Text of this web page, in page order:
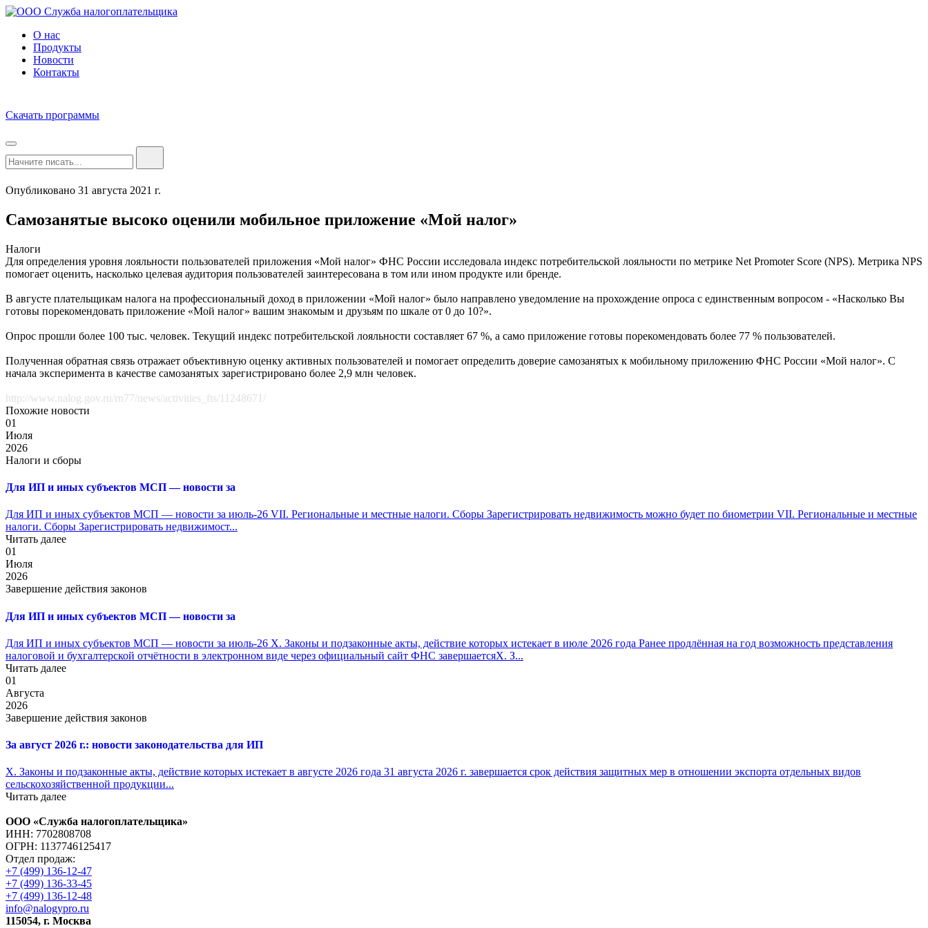
О нас
Продукты
Новости
Контакты
Скачать программы
Опубликовано 31 августа 2021 г.
Самозанятые высоко оценили мобильное приложение «Мой налог»
Налоги
Для определения уровня лояльности пользователей приложения «Мой налог» ФНС России исследовала индекс потребительской лояльности по метрике Net Promoter Score (NPS). Метрика NPS
помогает оценить, насколько целевая аудитория пользователей заинтересована в том или ином продукте или бренде.
В августе плательщикам налога на профессиональный доход в приложении «Мой налог» было направлено уведомление на прохождение опроса с единственным вопросом - «Насколько Вы
готовы порекомендовать приложение «Мой налог» вашим знакомым и друзьям по шкале от 0 до 10?».
Опрос прошли более 100 тыс. человек. Текущий индекс потребительской лояльности составляет 67 %, а само приложение готовы порекомендовать более 77 % пользователей.
Полученная обратная связь отражает объективную оценку активных пользователей и помогает определить доверие самозанятых к мобильному приложению ФНС России «Мой налог». С
начала эксперимента в качестве самозанятых зарегистрировано более 2,9 млн человек.
http://www.nalog.gov.ru/rn77/news/activities_fts/11248671/
Похожие новости
01
Июля
2026
Налоги и сборы
Для ИП и иных субъектов МСП — новости за
Для ИП и иных субъектов МСП — новости за июль-26 VII. Региональные и местные налоги. Сборы Зарегистрировать недвижимость можно будет по биометрии VII. Региональные и местные
налоги. Сборы Зарегистрировать недвижимост...
Читать далее
01
Июля
2026
Завершение действия законов
Для ИП и иных субъектов МСП — новости за
Для ИП и иных субъектов МСП — новости за июль-26 X. Законы и подзаконные акты, действие которых истекает в июле 2026 года Ранее продлённая на год возможность представления
налоговой и бухгалтерской отчётности в электронном виде через официальный сайт ФНС завершаетсяX. З...
Читать далее
01
Августа
2026
Завершение действия законов
За август 2026 г.: новости законодательства для ИП
X. Законы и подзаконные акты, действие которых истекает в августе 2026 года 31 августа 2026 г. завершается срок действия защитных мер в отношении экспорта отдельных видов
сельскохозяйственной продукции...
Читать далее
ООО «Служба налогоплательщика»
ИНН: 7702808708
ОГРН: 1137746125417
Отдел продаж:
+7 (499) 136-12-47
+7 (499) 136-33-45
+7 (499) 136-12-48
info@nalogypro.ru
115054, г. Москва